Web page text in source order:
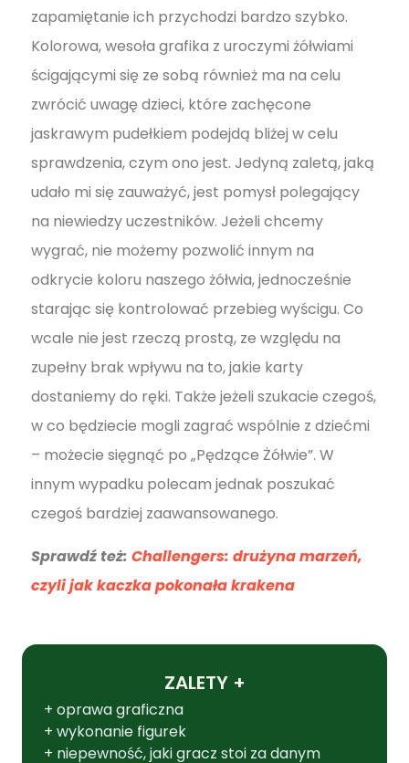
zapamiętanie ich przychodzi bardzo szybko.
Kolorowa, wesoła grafika z uroczymi żółwiami
ścigającymi się ze sobą również ma na celu
zwrócić uwagę dzieci, które zachęcone
jaskrawym pudełkiem podejdą bliżej w celu
sprawdzenia, czym ono jest. Jedyną zaletą, jaką
udało mi się zauważyć, jest pomysł polegający
na niewiedzy uczestników. Jeżeli chcemy
wygrać, nie możemy pozwolić innym na
odkrycie koloru naszego żółwia, jednocześnie
starając się kontrolować przebieg wyścigu. Co
wcale nie jest rzeczą prostą, ze względu na
zupełny brak wpływu na to, jakie karty
dostaniemy do ręki. Także jeżeli szukacie czegoś,
w co będziecie mogli zagrać wspólnie z dziećmi
– możecie sięgnąć po „Pędzące Żółwie”. W
innym wypadku polecam jednak poszukać
czegoś bardziej zaawansowanego.
Sprawdź też: Challengers: drużyna marzeń,
czyli jak kaczka pokonała krakena
ZALETY +
+ oprawa graficzna
+ wykonanie figurek
+ niepewność, jaki gracz stoi za danym